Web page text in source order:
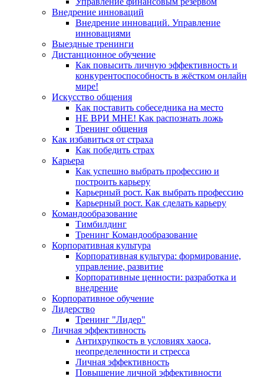
Внедрение инноваций
Внедрение инноваций. Управление
инновациями
Выездные тренинги
Дистанционное обучение
Как повысить личную эффективность и
конкурентоспособность в жёстком онлайн
мире!
Искусство общения
Как поставить собеседника на место
НЕ ВРИ МНЕ! Как распознать ложь
Тренинг общения
Как избавиться от страха
Как победить страх
Карьера
Как успешно выбрать профессию и
построить карьеру
Карьерный рост. Как выбрать профессию
Карьерный рост. Как сделать карьеру
Командообразование
Тимбилдинг
Тренинг Командообразование
Корпоративная культура
Корпоративная культура: формирование,
управление, развитие
Корпоративные ценности: разработка и
внедрение
Корпоративное обучение
Лидерство
Тренинг "Лидер"
Личная эффективность
Антихрупкость в условиях хаоса,
неопределенности и стресса
Личная эффективность
Повышение личной эффективности